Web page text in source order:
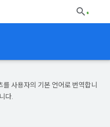
사용자의 기본 언어로 번역합니
다.